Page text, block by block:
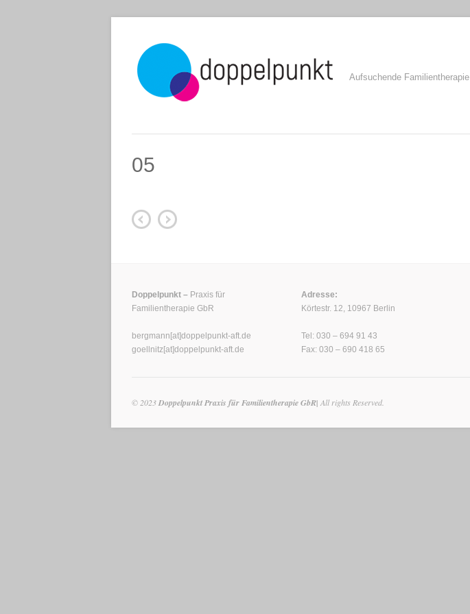
Aufsuchende Familientherapie
05
Doppelpunkt – Praxis für
Familientherapie GbR
bergmann[at]doppelpunkt-aft.de
goellnitz[at]doppelpunkt-aft.de
Adresse:
Körtestr. 12, 10967 Berlin
Tel: 030 – 694 91 43
Fax: 030 – 690 418 65
© 2023Doppelpunkt Praxis für Familientherapie GbR| All rights Reserved.